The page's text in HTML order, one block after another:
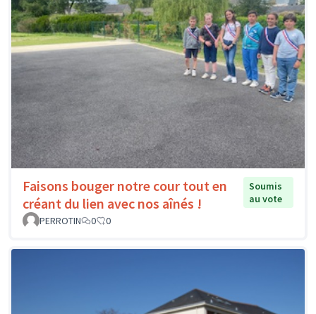
Faisons bouger notre cour tout en
créant du lien avec nos aînés !
Soumis
au vote
PERROTIN
0 0